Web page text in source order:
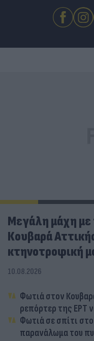
Μεγάλη μάχη με
Κουβαρά
κτηνοτροφική
10.08.2026
Φωτιά στον
ρεπόρτερ της ΕΡΤ
Φωτιά σε σπίτι
παρανάλωμα του